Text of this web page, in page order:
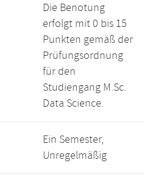
Die Benotung
erfolgt mit 0 bis 15
Punkten gemäß der
Prüfungsordnung
für den
Studiengang M.Sc.
Data Science.
Ein Semester,
Unregelmäßig